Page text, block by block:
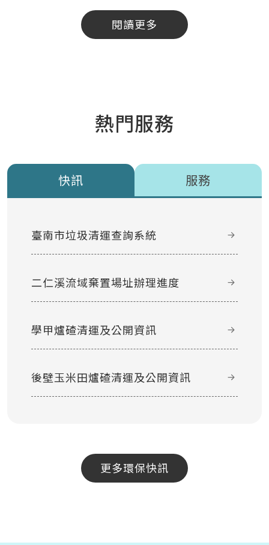
閱讀更多
熱門服務
快訊 服務
臺南市垃圾清運查詢系統
二仁溪流域棄置場址辦理進度
學甲爐碴清運及公開資訊
後壁玉米田爐碴清運及公開資訊
更多環保快訊